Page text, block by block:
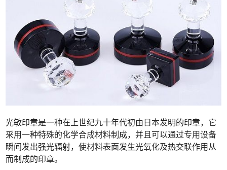
光敏印章是一种在上世纪九十年代初由日本发明的印章，它
采用一种特殊的化学合成材料制成，并且可以通过专用设备
瞬间发出强光辐射，使材料表面发生光氧化及热交联作用从
而制成的印章。